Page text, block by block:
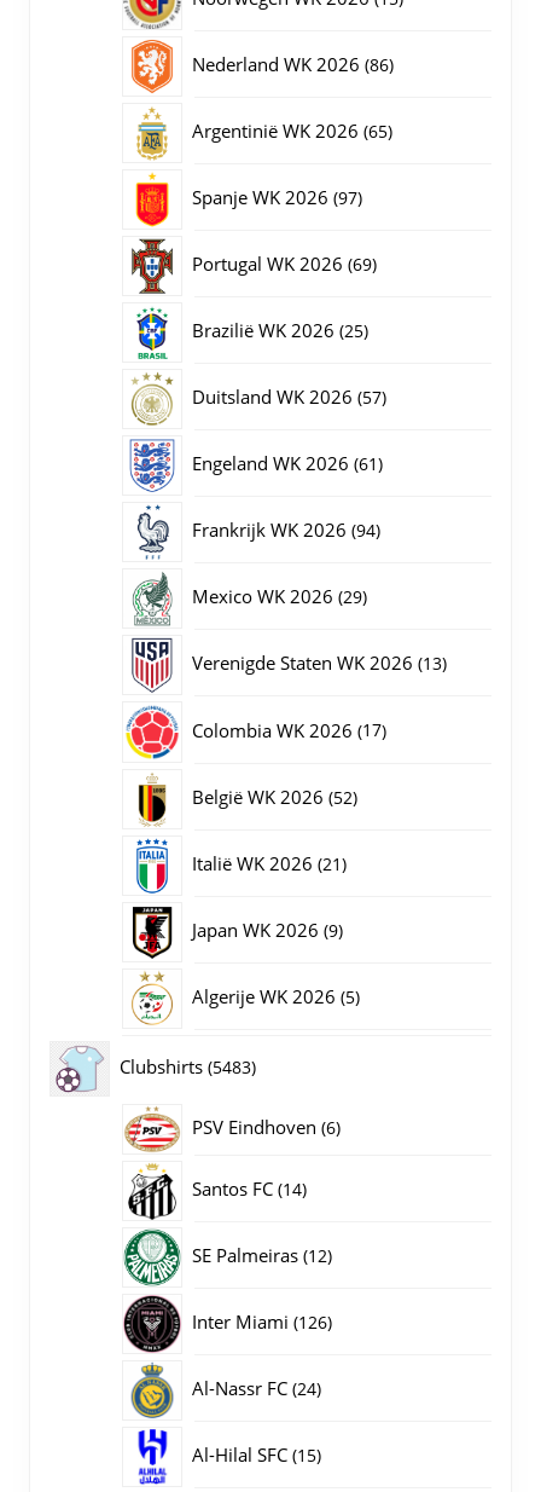
Nederland WK 2026 8686
Argentinië WK 2026 6565
Spanje WK 2026 9797
Portugal WK 2026 6969
Brazilië WK 2026 2525
Duitsland WK 2026 5757
Engeland WK 2026 6161
Frankrijk WK 2026 9494
Mexico WK 2026 2929
Verenigde Staten WK 2026 1313
Colombia WK 2026 1717
België WK 2026 5252
Italië WK 2026 2121
Japan WK 2026 99
Algerije WK 2026 55
Clubshirts 54835483
producten
PSV Eindhoven 66
Santos FC 1414
SE Palmeiras 1212
Inter Miami 126126
Al-Nassr FC 2424
Al-Hilal SFC 1515